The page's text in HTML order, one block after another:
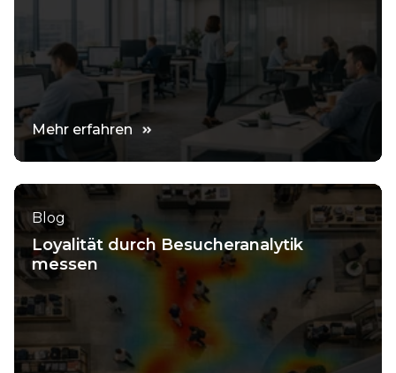
Mehr erfahren
Blog
Loyalität durch Besucheranalytik
messen